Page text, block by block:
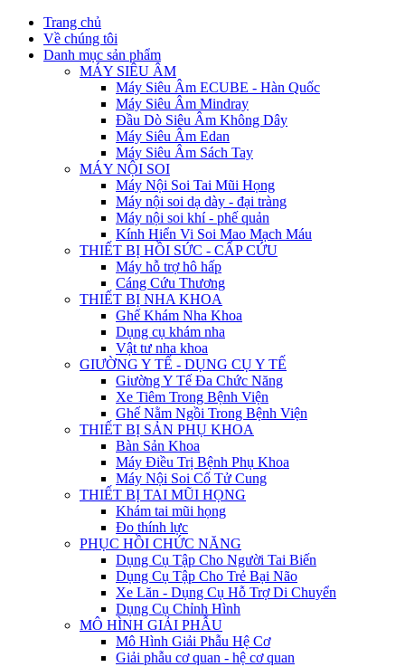
Trang chủ
Về chúng tôi
Danh mục sản phẩm
MÁY SIÊU ÂM
Máy Siêu Âm ECUBE - Hàn Quốc
Máy Siêu Âm Mindray
Đầu Dò Siêu Âm Không Dây
Máy Siêu Âm Edan
Máy Siêu Âm Sách Tay
MÁY NỘI SOI
Máy Nội Soi Tai Mũi Họng
Máy nội soi dạ dày - đại tràng
Máy nội soi khí - phế quản
Kính Hiển Vi Soi Mao Mạch Máu
THIẾT BỊ HỒI SỨC - CẤP CỨU
Máy hỗ trợ hô hấp
Cáng Cứu Thương
THIẾT BỊ NHA KHOA
Ghế Khám Nha Khoa
Dụng cụ khám nha
Vật tư nha khoa
GIƯỜNG Y TẾ - DỤNG CỤ Y TẾ
Giường Y Tế Đa Chức Năng
Xe Tiêm Trong Bệnh Viện
Ghế Nằm Ngồi Trong Bệnh Viện
THIẾT BỊ SẢN PHỤ KHOA
Bàn Sản Khoa
Máy Điều Trị Bệnh Phụ Khoa
Máy Nội Soi Cổ Tử Cung
THIẾT BỊ TAI MŨI HỌNG
Khám tai mũi họng
Đo thính lực
PHỤC HỒI CHỨC NĂNG
Dụng Cụ Tập Cho Người Tai Biến
Dụng Cụ Tập Cho Trẻ Bại Não
Xe Lăn - Dụng Cụ Hỗ Trợ Di Chuyển
Dụng Cụ Chỉnh Hình
MÔ HÌNH GIẢI PHẪU
Mô Hình Giải Phẫu Hệ Cơ
Giải phẫu cơ quan - hệ cơ quan